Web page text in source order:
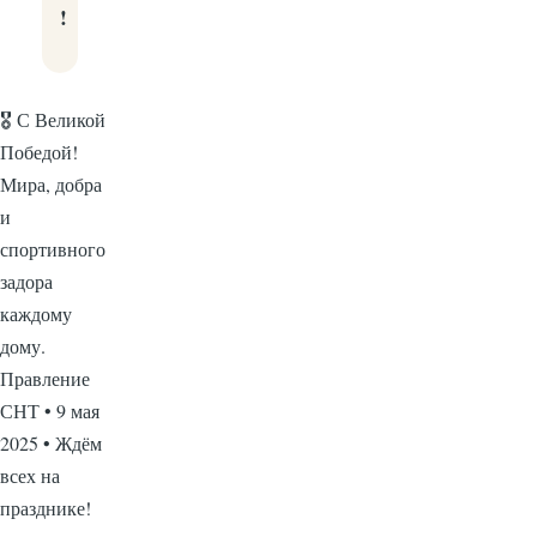
!
🎖️ С Великой
Победой!
Мира, добра
и
спортивного
задора
каждому
дому.
Правление
СНТ • 9 мая
2025 • Ждём
всех на
празднике!